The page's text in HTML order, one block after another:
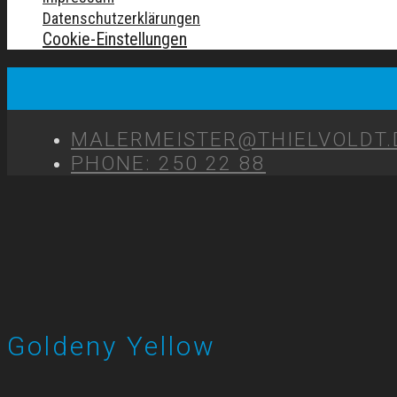
Datenschutzerklärungen
Cookie-Einstellungen
PHONE: 250 22 88
Goldeny Yellow